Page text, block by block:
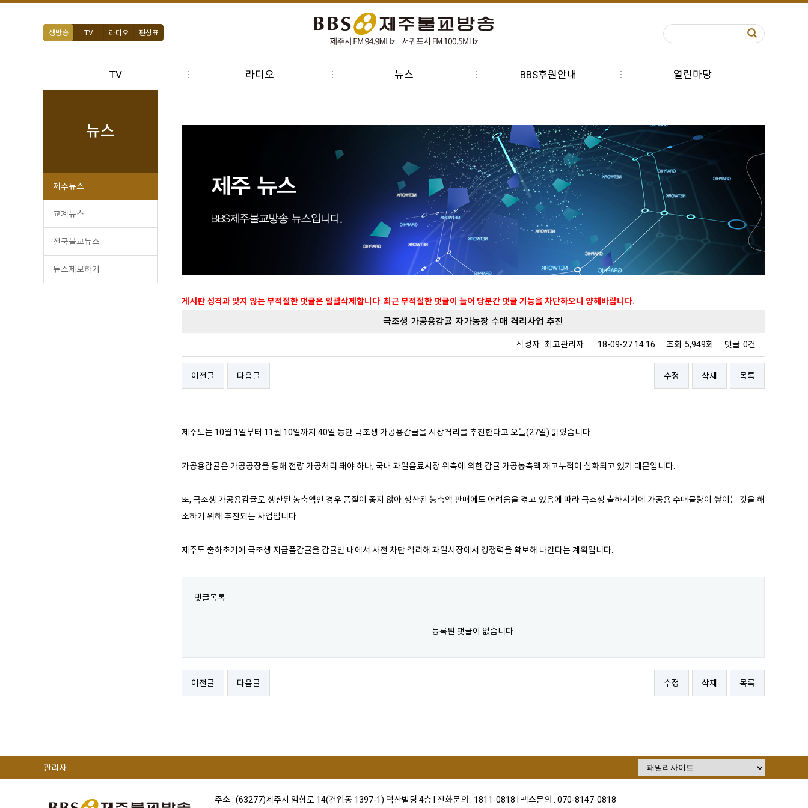
생방송 TV 라디오 편성표
TV 라디오 뉴스 BBS후원안내 열린마당
뉴스
제주뉴스
교계뉴스
전국불교뉴스
뉴스제보하기
게시판 성격과 맞지 않는 부적절한 댓글은 일괄삭제합니다. 최근 부적절한 댓글이 늘어 당분간 댓글 기능을 차단하오니 양해바랍니다.
극조생 가공용감귤 자가농장 수매 격리사업 추진
작성자 최고관리자 18-09-27 14:16 조회 5,949회 댓글 0건
이전글 다음글 수정 삭제 목록
제주도는 10월 1일부터 11월 10일까지 40일 동안 극조생 가공용감귤을 시장격리를 추진한다고 오늘(27일) 밝혔습니다.
가공용감귤은 가공공장을 통해 전량 가공처리 돼야 하나, 국내 과일음료시장 위축에 의한 감귤 가공농축액 재고누적이 심화되고 있기 때문입니다.
또, 극조생 가공용감귤로 생산된 농축액인 경우 품질이 좋지 않아 생산된 농축액 판매에도 어려움을 겪고 있음에 따라 극조생 출하시기에 가공용 수매물량이 쌓이는 것을 해
소하기 위해 추진되는 사업입니다.
제주도 출하초기에 극조생 저급품감귤을 감귤밭 내에서 사전 차단 격리해 과일시장에서 경쟁력을 확보해 나간다는 계획입니다.
댓글목록
등록된 댓글이 없습니다.
이전글 다음글 수정 삭제 목록
관리자
주소 : (63277)제주시 임항로 14(건입동 1397-1) 덕산빌딩 4층 I 전화문의 : 1811-0818 I 팩스문의 : 070-8147-0818